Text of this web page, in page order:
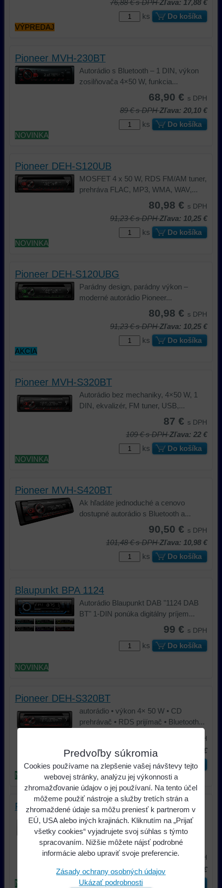
76,88 €s DPH Zľava: 17,88 €
ks
Do košíka
VÝPREDAJ
Pioneer MVH-230BT
Autorádio s Bluetooth – 1 DIN, výkon
zosilňovača 4×50 W, funkcia...
68,90 € s DPH
89 €s DPH Zľava: 20,10 €
ks
Do košíka
NOVINKA
Pioneer DEH-S120UB
MOSFET 4 x 50 W, RDS FM/AM tuner,
prehráva FLAC, MP3, WMA, WAV,...
80,98 € s DPH
91,23 €s DPH Zľava: 10,25 €
ks
Do košíka
NOVINKA
Pioneer DEH-S120UBG
Parádny design, parádny výkon –
moderné autorádio Pioneer...
80,98 € s DPH
91,23 €s DPH Zľava: 10,25 €
ks
Do košíka
AKCIA
Pioneer MVH-S320BT
Autorádio bez mechaniky, 4×50 W, 1
DIN, ekvalizér, FM tuner, USB,...
87 € s DPH
109 €s DPH Zľava: 22 €
ks
Do košíka
NOVINKA
Pioneer MVH-S420BT
Ak hľadáte jednoduché a cenovo
dostupné autorádio s Bluetooth a...
90,50 € s DPH
101,48 €s DPH Zľava: 10,98 €
ks
Do košíka
Blaupunkt BPA 1124
Autorádio Blaupunkt DAB "1124 DAB
BT" 1-DIN ponúka digitálny príjem...
99 € s DPH
ks Do košíka
NOVINKA
Pioneer DEH-S320BT
autorádio • výkon 4× 50 W • CD
prehrávač • RDS prijímač • Bluetooth...
s DPH
132,23 €s DPH
Zľava: 27,23 €
ks
Do košíka
NOVINKA
Pioneer MVH-330DAB
1-DIN prijímač s DAB / DAB +,
Bluetooth, červeným osvetlením, USB
a...
107,52 € s DPH
121,98 €s DPH Zľava: 14,45 €
ks
NOVINKA
Predvoľby súkromia
Cookies používame na zlepšenie vašej návštevy tejto
webovej stránky, analýzu jej výkonnosti a
zhromažďovanie údajov o jej používaní. Na tento účel
môžeme použiť nástroje a služby tretích strán a
zhromaždené údaje sa môžu preniesť k partnerom v
EÚ, USA alebo iných krajinách. Kliknutím na „Prijať
všetky cookies“ vyjadrujete svoj súhlas s týmto
spracovaním. Nižšie môžete nájsť podrobné
informácie alebo upraviť svoje preferencie.
Zásady ochrany osobných údajov
Ukázať podrobnosti